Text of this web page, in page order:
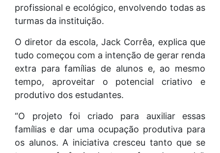
profissional e ecológico, envolvendo todas as
turmas da instituição.
O diretor da escola, Jack Corrêa, explica que
tudo começou com a intenção de gerar renda
extra para famílias de alunos e, ao mesmo
tempo, aproveitar o potencial criativo e
produtivo dos estudantes.
“O projeto foi criado para auxiliar essas
famílias e dar uma ocupação produtiva para
os alunos. A iniciativa cresceu tanto que se